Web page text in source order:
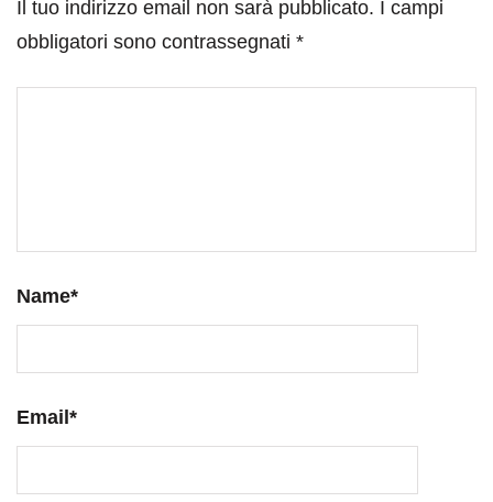
Il tuo indirizzo email non sarà pubblicato. I campi
obbligatori sono contrassegnati *
Name*
Email *